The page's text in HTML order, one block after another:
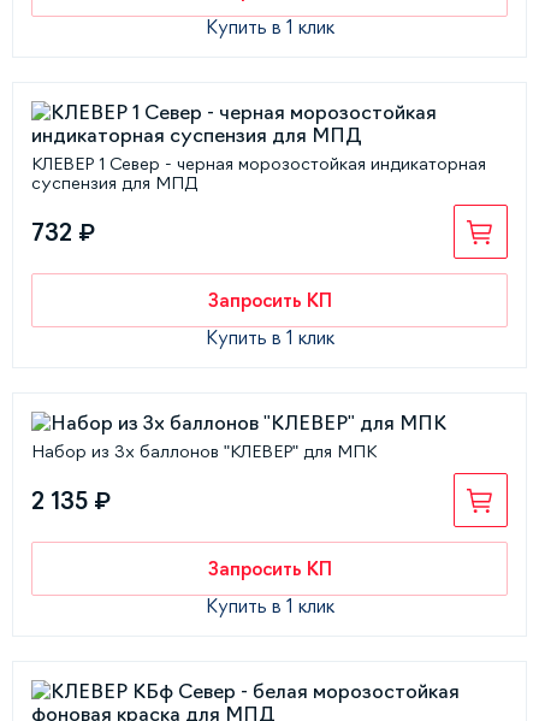
Купить в 1 клик
КЛЕВЕР 1 Север - черная морозостойкая индикаторная
суспензия для МПД
732 ₽
Запросить КП
Купить в 1 клик
Набор из 3х баллонов "КЛЕВЕР" для МПК
2 135 ₽
Запросить КП
Купить в 1 клик